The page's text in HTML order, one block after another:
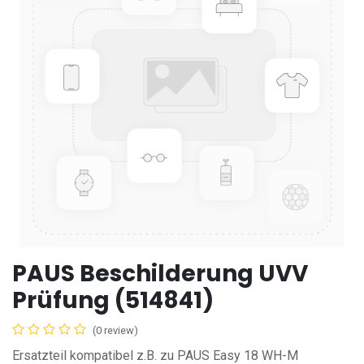
PAUS Beschilderung UVV
Prüfung (514841)
(0 review)
Ersatzteil kompatibel z.B. zu PAUS Easy 18 WH-M